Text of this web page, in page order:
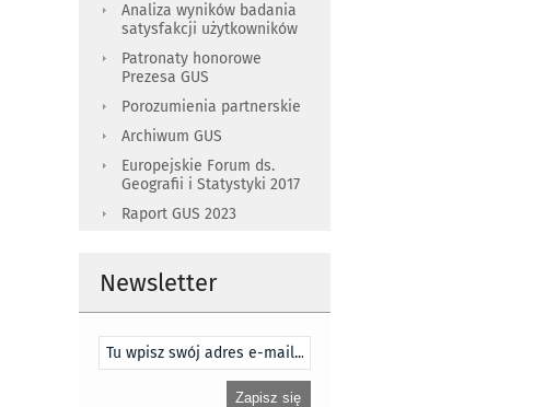
Analiza wyników badania
satysfakcji użytkowników
Patronaty honorowe
Prezesa GUS
Porozumienia partnerskie
Archiwum GUS
Europejskie Forum ds.
Geografii i Statystyki 2017
Raport GUS 2023
Newsletter